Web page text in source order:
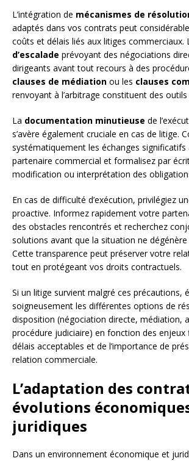
L’intégration de mécanismes de
adaptés dans vos contrats peut
coûts et délais liés aux litiges commerciaux.
d’escalade prévoyant des négociations
dirigeants avant tout recours à des
clauses de médiation ou les clauses
renvoyant à l’arbitrage constituent des outils
La documentation minutieuse de
s’avère également cruciale en cas de litige.
systématiquement les échanges significatifs
partenaire commercial et formalisez par
modification ou interprétation des
En cas de difficulté d’exécution, privilégiez
proactive. Informez rapidement votre
des obstacles rencontrés et recherchez
solutions avant que la situation ne
Cette transparence peut préserver votre
tout en protégeant vos droits contractuels.
Si un litige survient malgré ces précautions,
soigneusement les différentes options de
disposition (négociation directe, médiation,
procédure judiciaire) en fonction des enjeux
délais acceptables et de l’importance de
relation commerciale.
L’adaptation des
évolutions
juridiques
Dans un environnement économique et